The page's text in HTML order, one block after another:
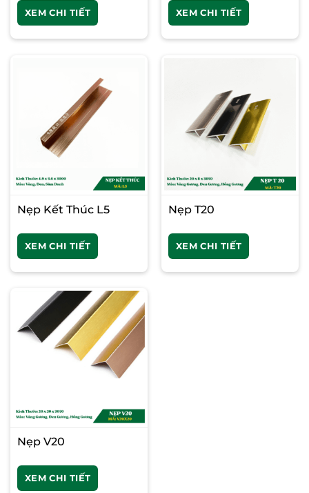
XEM CHI TIẾT XEM CHI TIẾT
Nẹp Kết Thúc L5
XEM CHI TIẾT
Nẹp T20
XEM CHI TIẾT
Nẹp V20
XEM CHI TIẾT